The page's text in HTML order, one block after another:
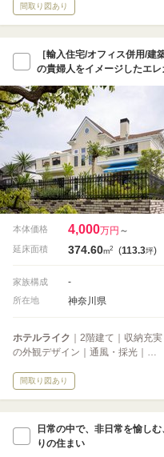
間取り図あり
［輸入住宅/オフィス併用/
の貴婦人をイメージしたエ
本体価格 4,000万円 ～
延床面積 374.60m2 (113.3坪)
家族構成 -
所在地 神奈川県
ホテルライク ｜2階建て｜収納充
の外観デザイン｜通風・採光｜…
間取り図あり
日常の中で、非日常を愉し
りの住まい